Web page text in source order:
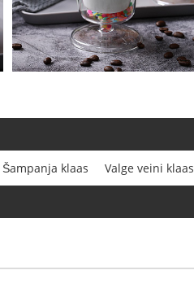
Šampanja klaas Valge veini klaas